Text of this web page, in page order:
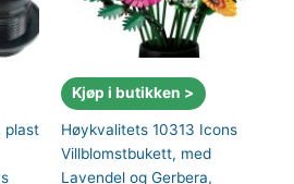
plast
Kjøp i butikken >
Høykvalitets 10313 Icons
Villblomstbukett, med
Lavendel og Gerbera,